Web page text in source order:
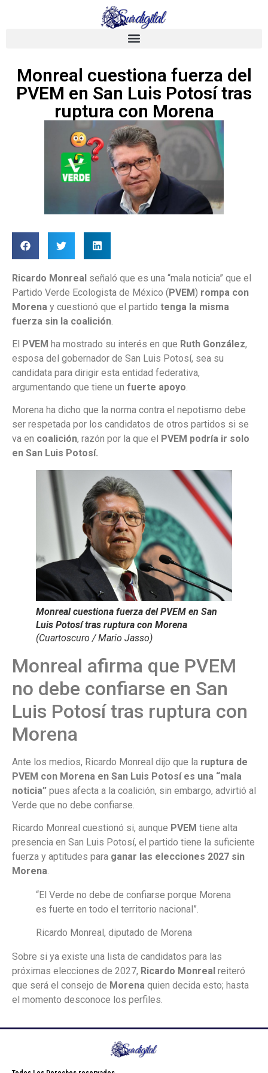
Monreal cuestiona fuerza del
PVEM en San Luis Potosí tras
ruptura con Morena
Ricardo Monreal señaló que es una “mala noticia” que el
Partido Verde Ecologista de México (PVEM) rompa con
Morena y cuestionó que el partido tenga la misma
fuerza sin la coalición
El PVEM ha mostrado su interés en que Ruth González,
esposa del gobernador de San Luis Potosí, sea su
candidata para dirigir esta entidad federativa,
argumentando que tiene un fuerte apoyo.
Morena ha dicho que la norma contra el nepotismo debe
ser respetada por los candidatos de otros partidos si se
va en coalición, razón por la que el PVEM podría ir solo
en San Luis Potosí.
Monreal cuestiona fuerza del PVEM en San
Luis Potosí tras ruptura con Morena
(Cuartoscuro / Mario Jasso)
Monreal afirma que PVEM
no debe confiarse en San
Luis Potosí tras ruptura con
Morena
Ante los medios, Ricardo Monreal dijo que la ruptura de
PVEM con Morena en San Luis Potosí es una “mala
noticia” pues afecta a la coalición, sin embargo, advirtió al
Verde que no debe confiarse.
Ricardo Monreal cuestionó si, aunque PVEM tiene alta
presencia en San Luis Potosí, el partido tiene la suficiente
fuerza y aptitudes para ganar las elecciones 2027 sin
Morena.
“El Verde no debe de confiarse porque Morena
es fuerte en todo el territorio nacional”.
Ricardo Monreal, diputado de Morena
Sobre si ya existe una lista de candidatos para las
próximas elecciones de 2027, Ricardo Monreal reiteró
que será el consejo de Morena quien decida esto; hasta
el momento desconoce los perfiles.